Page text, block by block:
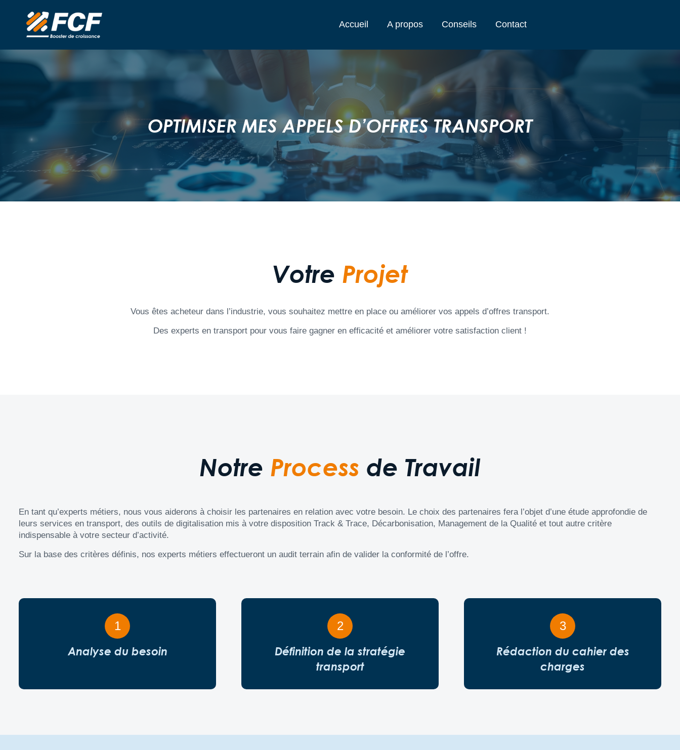
Accueil A propos Conseils Contact
OPTIMISER MES APPELS D’OFFRES TRANSPORT
Votre Projet
Vous êtes acheteur dans l’industrie, vous souhaitez mettre en place ou améliorer vos appels d’offres transport.
Des experts en transport pour vous faire gagner en efficacité et améliorer votre satisfaction client !
Notre Process de Travail
En tant qu’experts métiers, nous vous aiderons à choisir les partenaires en relation avec votre besoin. Le choix des partenaires fera l’objet d’une étude approfondie de
leurs services en transport, des outils de digitalisation mis à votre disposition Track & Trace, Décarbonisation, Management de la Qualité et tout autre critère
indispensable à votre secteur d’activité.
Sur la base des critères définis, nos experts métiers effectueront un audit terrain afin de valider la conformité de l’offre.
1
Analyse du besoin
2
Définition de la stratégie
transport
3
Rédaction du cahier des
charges